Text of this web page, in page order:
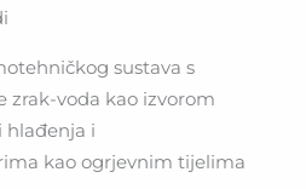
sustava s
zrak-voda kao izvorom
hlađenja i
kao ogrjevnim tijelima